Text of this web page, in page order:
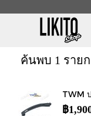
ค้นพบ 1 ราย
TWM
฿